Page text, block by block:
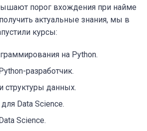
порог вхождения при найме
актуальные знания, мы в
курсы:
на Python.
разработчик.
структуры данных.
Data Science.
Science.